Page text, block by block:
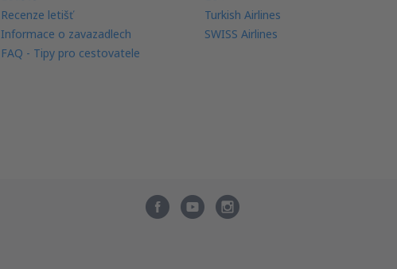
Recenze letišť
Informace o zavazadlech
FAQ - Tipy pro cestovatele
Turkish Airlines
SWISS Airlines